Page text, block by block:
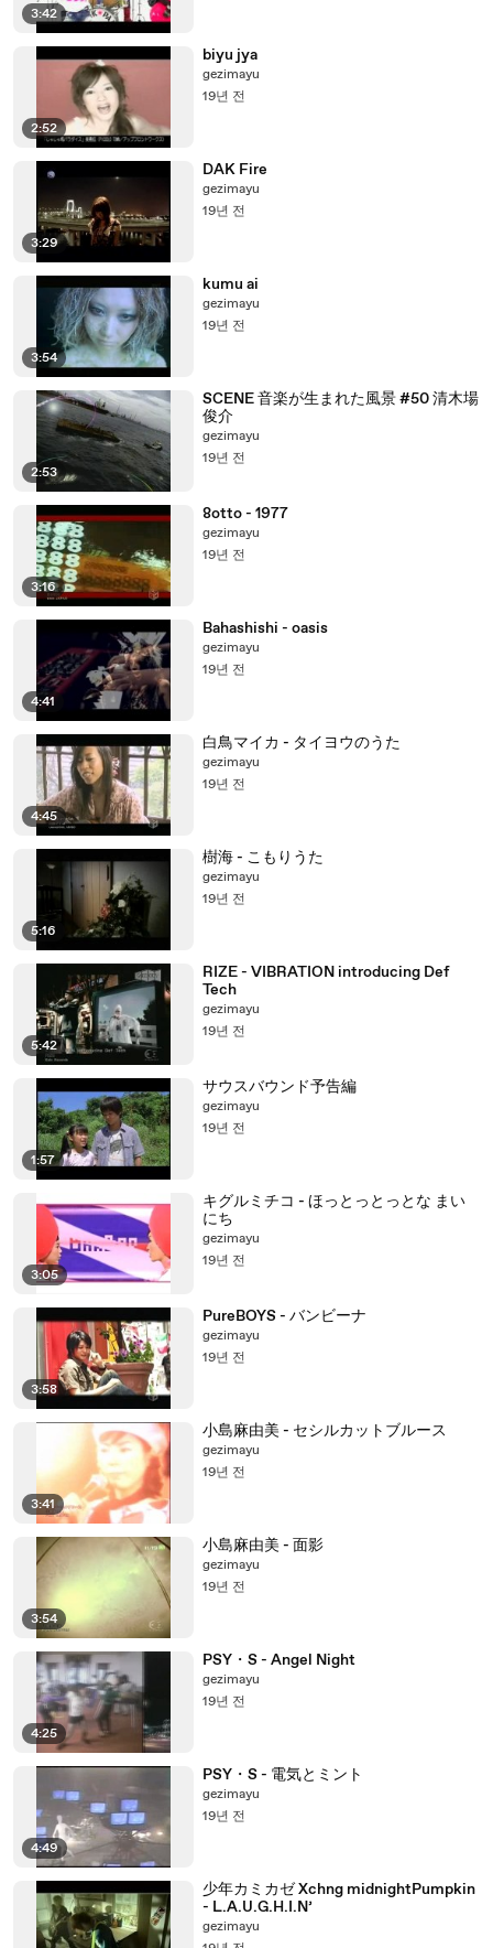
3:42
2:52
biyu jya
gezimayu
19년 전
3:29
DAK Fire
gezimayu
19년 전
3:54
kumu ai
gezimayu
19년 전
2:53
SCENE 音楽が生まれた風景 #50 清木場
俊介
gezimayu
19년 전
3:16
8otto - 1977
gezimayu
19년 전
4:41
Bahashishi - oasis
gezimayu
19년 전
4:45
白鳥マイカ - タイヨウのうた
gezimayu
19년 전
5:16
樹海 - こもりうた
gezimayu
19년 전
5:42
RIZE - VIBRATION introducing Def
Tech
gezimayu
19년 전
1:57
サウスバウンド予告編
gezimayu
19년 전
3:05
キグルミチコ - ほっとっとっとな まい
にち
gezimayu
19년 전
3:58
PureBOYS - バンビーナ
gezimayu
19년 전
3:41
小島麻由美 - セシルカットブルース
gezimayu
19년 전
3:54
小島麻由美 - 面影
gezimayu
19년 전
4:25
PSY・S - Angel Night
gezimayu
19년 전
4:49
PSY・S - 電気とミント
gezimayu
19년 전
少年カミカゼ Xchng midnightPumpkin
- L.A.U.G.H.I.N’
gezimayu